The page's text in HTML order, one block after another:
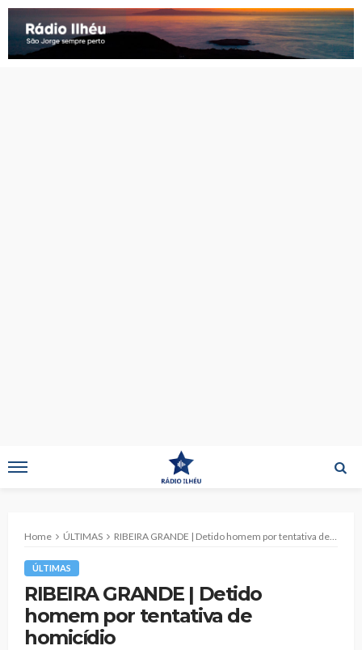
Home ÚLTIMAS RIBEIRA GRANDE | Detido homem por tentativa de homicídio
ÚLTIMAS
RIBEIRA GRANDE | Detido
homem por tentativa de
homicídio